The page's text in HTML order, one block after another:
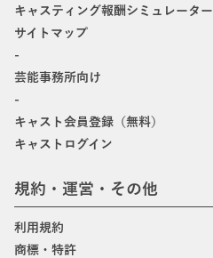
キャスティング報酬シミュレーター
サイトマップ
-
芸能事務所向け
-
キャスト会員登録（無料）
キャストログイン
規約・運営・その他
利用規約
商標・特許